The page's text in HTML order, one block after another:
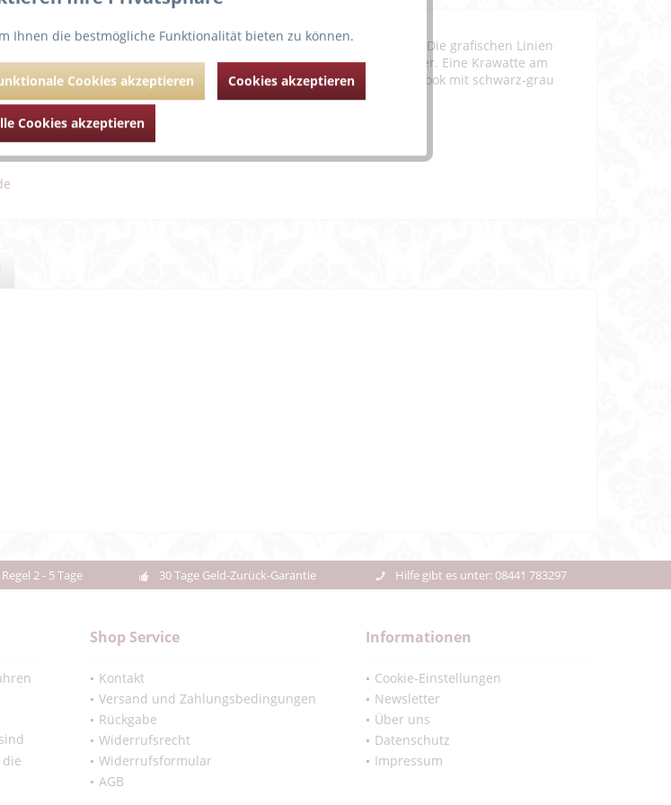
oder sexy Top unter einem eleganten Blazer getragen werden. Die grafischen Linien
Ihnen ein feminines Dekolleté und gehen elegant in die Träger über. Eine Krawatte am
ab. Die Träger sind abnehmbar. Topmodischer Dessus-Dessous-Look mit schwarz-grau
Twist “Gentlelady“ Korsage"
2 - 5 Tage 30 Tage Geld-Zurück-Garantie Hilfe gibt es unter: 08441 783297
Shop Service
Kontakt
Versand und Zahlungsbedingungen
Rückgabe
Widerrufsrecht
Widerrufsformular
AGB
Informationen
Cookie-Einstellungen
Newsletter
Über uns
Datenschutz
Impressum
Ihnen die bestmögliche Funktionalität bieten zu können.
Cookies akzeptieren Cookies akzeptieren
Cookies akzeptieren